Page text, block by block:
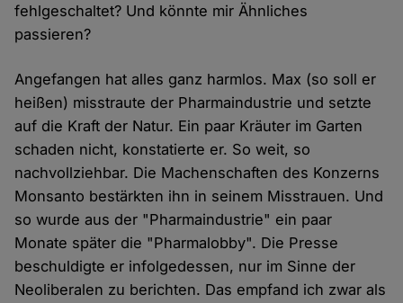
fehlgeschaltet? Und könnte mir Ähnliches
passieren?
Angefangen hat alles ganz harmlos. Max (so soll er
heißen) misstraute der Pharmaindustrie und setzte
auf die Kraft der Natur. Ein paar Kräuter im Garten
schaden nicht, konstatierte er. So weit, so
nachvollziehbar. Die Machenschaften des Konzerns
Monsanto bestärkten ihn in seinem Misstrauen. Und
so wurde aus der "Pharmaindustrie" ein paar
Monate später die "Pharmalobby". Die Presse
beschuldigte er infolgedessen, nur im Sinne der
Neoliberalen zu berichten. Das empfand ich zwar als